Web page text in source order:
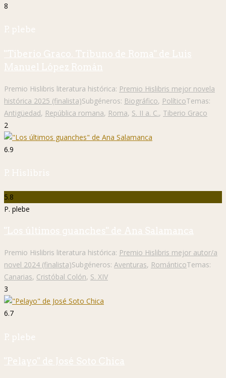
8
P. plebe
"Tiberio Graco. Tribuno de Roma" de Luis
Manuel López Román
Premio Hislibris literatura histórica: Premio Hislibris mejor novela
histórica 2025 (finalista)Subgéneros: Biográfico, PolíticoTemas:
Antigüedad, República romana, Roma, S. II a. C., Tiberio Graco
2
6.9
P. Hislibris
5.8
P. plebe
"Los últimos guanches" de Ana Salamanca
Premio Hislibris literatura histórica: Premio Hislibris mejor autor/a
novel 2024 (finalista)Subgéneros: Aventuras, RománticoTemas:
Canarias, Cristóbal Colón, S. XIV
3
6.7
P. plebe
"Pelayo" de José Soto Chica